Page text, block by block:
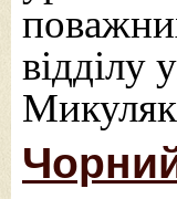
відділу